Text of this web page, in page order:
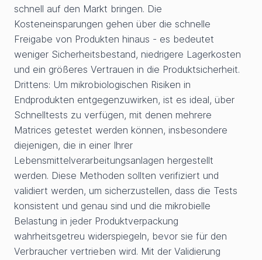
schnell auf den Markt bringen. Die
Kosteneinsparungen gehen über die schnelle
Freigabe von Produkten hinaus - es bedeutet
weniger Sicherheitsbestand, niedrigere Lagerkosten
und ein größeres Vertrauen in die Produktsicherheit.
Drittens: Um mikrobiologischen Risiken in
Endprodukten entgegenzuwirken, ist es ideal, über
Schnelltests zu verfügen, mit denen mehrere
Matrices getestet werden können, insbesondere
diejenigen, die in einer Ihrer
Lebensmittelverarbeitungsanlagen hergestellt
werden. Diese Methoden sollten verifiziert und
validiert werden, um sicherzustellen, dass die Tests
konsistent und genau sind und die mikrobielle
Belastung in jeder Produktverpackung
wahrheitsgetreu widerspiegeln, bevor sie für den
Verbraucher vertrieben wird. Mit der Validierung